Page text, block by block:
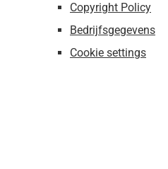
Copyright Policy
Bedrijfsgegevens
Cookie settings